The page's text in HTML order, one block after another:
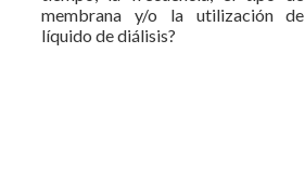
membrana y/o la utilización de
líquido de diálisis?